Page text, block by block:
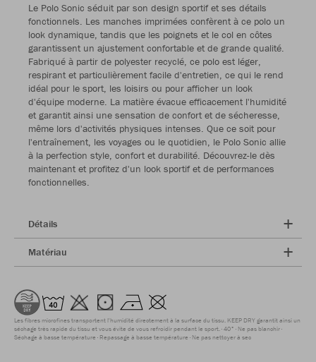
Le Polo Sonic séduit par son design sportif et ses détails
fonctionnels. Les manches imprimées confèrent à ce polo un
look dynamique, tandis que les poignets et le col en côtes
garantissent un ajustement confortable et de grande qualité.
Fabriqué à partir de polyester recyclé, ce polo est léger,
respirant et particulièrement facile d'entretien, ce qui le rend
idéal pour le sport, les loisirs ou pour afficher un look
d'équipe moderne. La matière évacue efficacement l'humidité
et garantit ainsi une sensation de confort et de sécheresse,
même lors d'activités physiques intenses. Que ce soit pour
l'entraînement, les voyages ou le quotidien, le Polo Sonic allie
à la perfection style, confort et durabilité. Découvrez-le dès
maintenant et profitez d'un look sportif et de performances
fonctionnelles.
Détails
Matériau
Les fibres microfines transportent l'humidité directement à la surface du tissu. KEEP DRY garantit ainsi un
séchage très rapide du tissu et vous évite de vous refroidir pendant le sport. 40° Ne pas blanchir
Séchage à basse température Repassage à basse température Ne pas nettoyer à sec